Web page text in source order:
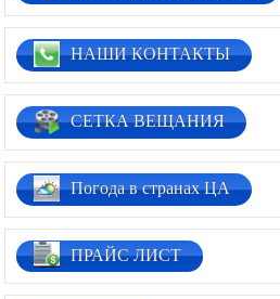
ПОСЛЕДНИЕ ЗАПИСИ
НАШИ КОНТАКТЫ
СЕТКА ВЕЩАНИЯ
Погода в странах ЦА
ПРАЙС ЛИСТ